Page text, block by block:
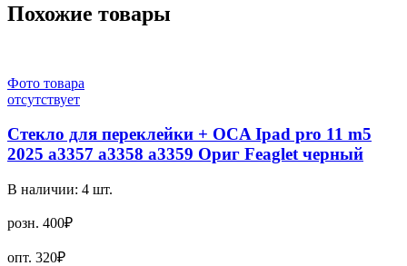
Похожие товары
Фото товара
отсутствует
Стекло для переклейки + OCA Ipad pro 11 m5
2025 а3357 а3358 а3359 Ориг Feaglet черный
В наличии: 4 шт.
розн. 400₽
опт. 320₽